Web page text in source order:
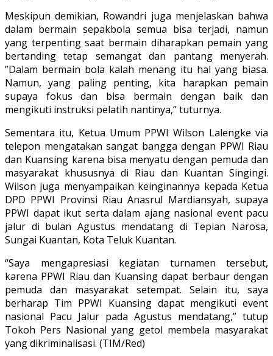
Meskipun demikian, Rowandri juga menjelaskan bahwa
dalam bermain sepakbola semua bisa terjadi, namun
yang terpenting saat bermain diharapkan pemain yang
bertanding tetap semangat dan pantang menyerah.
”Dalam bermain bola kalah menang itu hal yang biasa.
Namun, yang paling penting, kita harapkan pemain
supaya fokus dan bisa bermain dengan baik dan
mengikuti instruksi pelatih nantinya,” tuturnya.
Sementara itu, Ketua Umum PPWI Wilson Lalengke via
telepon mengatakan sangat bangga dengan PPWI Riau
dan Kuansing karena bisa menyatu dengan pemuda dan
masyarakat khususnya di Riau dan Kuantan Singingi.
Wilson juga menyampaikan keinginannya kepada Ketua
DPD PPWI Provinsi Riau Anasrul Mardiansyah, supaya
PPWI dapat ikut serta dalam ajang nasional event pacu
jalur di bulan Agustus mendatang di Tepian Narosa,
Sungai Kuantan, Kota Teluk Kuantan.
“Saya mengapresiasi kegiatan turnamen tersebut,
karena PPWI Riau dan Kuansing dapat berbaur dengan
pemuda dan masyarakat setempat. Selain itu, saya
berharap Tim PPWI Kuansing dapat mengikuti event
nasional Pacu Jalur pada Agustus mendatang,” tutup
Tokoh Pers Nasional yang getol membela masyarakat
yang dikriminalisasi. (TIM/Red)